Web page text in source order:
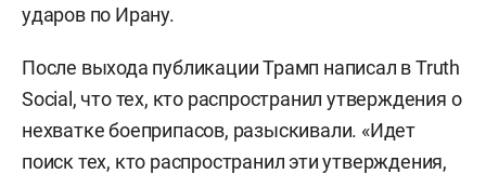
ударов по Ирану.
После выхода публикации Трамп написал в Truth
Social, что тех, кто распространил утверждения о
нехватке боеприпасов, разыскивали. «Идет
поиск тех, кто распространил эти утверждения,